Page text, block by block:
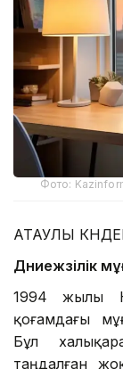
Фото:
АТАУЛЫ
Дүниежүзілік
1994 жылы
қоғамдағы
Бұл
таңдалған